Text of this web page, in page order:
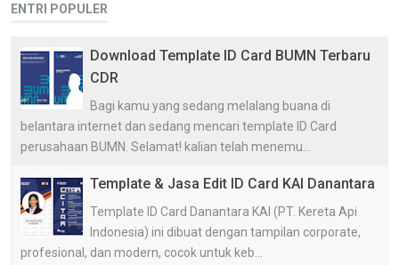
ENTRI POPULER
Download Template ID Card BUMN Terbaru
CDR
Bagi kamu yang sedang melalang buana di
belantara internet dan sedang mencari template ID Card
perusahaan BUMN. Selamat! kalian telah menemu...
Template & Jasa Edit ID Card KAI Danantara
Template ID Card Danantara KAI (PT. Kereta Api
Indonesia) ini dibuat dengan tampilan corporate,
profesional, dan modern, cocok untuk keb...